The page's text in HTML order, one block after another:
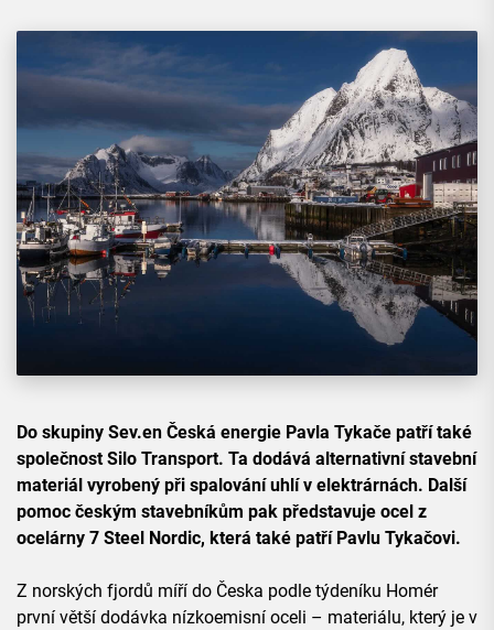
Do skupiny Sev.en Česká energie Pavla Tykače patří také
společnost Silo Transport. Ta dodává alternativní stavební
materiál vyrobený při spalování uhlí v elektrárnách. Další
pomoc českým stavebníkům pak představuje ocel z
ocelárny 7 Steel Nordic, která také patří Pavlu Tykačovi.
Z norských fjordů míří do Česka podle týdeníku Homér
první větší dodávka nízkoemisní oceli – materiálu, který je v